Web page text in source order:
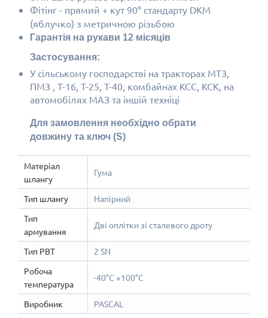
Фітінг - прямий + кут 90° стандарту DKM
(яблучко) з метричною різьбою
Гарантія на рукави 12 місяців
Застосування:
У сільському господарстві на тракторах МТЗ,
ПМЗ , Т-16, Т-25, Т-40, комбайнах КСС, КСК, на
автомобілях МАЗ та іншій техніці
Для замовлення необхідно обрати
довжину та ключ (S)
Матеріал
шлангу
Гума
Тип шлангу
Напірний
Тип
армування
Дві оплітки зі сталевого дроту
Тип РВТ
2 SN
Робоча
температура
-40°С +100°С
Виробник PASCAL